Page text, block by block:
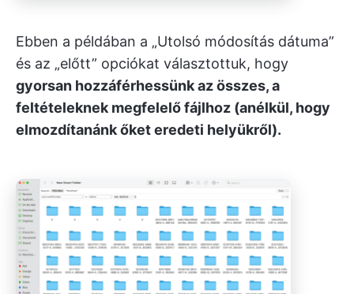
Ebben a példában a „Utolsó módosítás dátuma”
és az „előtt” opciókat választottuk, hogy
gyorsan hozzáférhessünk az összes, a
feltételeknek megfelelő fájlhoz (anélkül, hogy
elmozdítanánk őket eredeti helyükről).